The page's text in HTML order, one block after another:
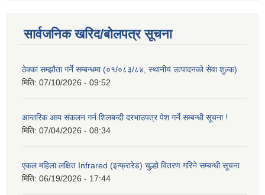
सार्वजनिक खरिद/बोलपत्र सूचना
ठेक्का सम्झौता गर्ने सम्बन्धमा (०१/०८३/८४, स्थानीय उत्पादनको सेवा शुल्क)
मिति: 07/10/2026 - 09:52
आन्तरिक आय संकलन गर्न शिलबन्दी दरभाउपत्र पेश गर्ने सम्बन्धी सूचना !
मिति: 07/04/2026 - 08:34
एकल महिला लक्षित Infrared (इन्फ्रारेड) चुल्हो वितरण गरिने सम्बन्धी सूचना
मिति: 06/19/2026 - 17:44